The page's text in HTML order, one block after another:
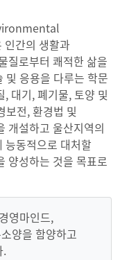
간의 생활과
질로부터 쾌적한 삶을
및 응용을 다루는 학문
대기, 폐기물, 토양 및
보전, 환경법 및
개설하고 울산지역의
능동적으로 대처할
양성하는 것을 목표로
영마인드,
양을 함양하고
.